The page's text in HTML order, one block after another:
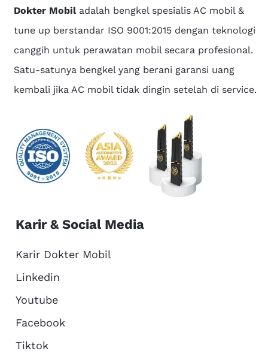
Dokter Mobiladalah bengkel spesialis AC mobil &
tune up berstandar ISO 9001:2015 dengan teknologi
canggih untuk perawatan mobil secara profesional.
Satu-satunya bengkel yang berani garansi uang
kembali jika AC mobil tidak dingin setelah di service.
Karir & Social Media
Karir Dokter Mobil
Linkedin
Youtube
Facebook
Tiktok